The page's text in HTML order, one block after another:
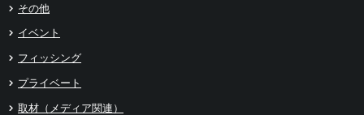
その他
イベント
フィッシング
プライベート
取材（メディア関連）